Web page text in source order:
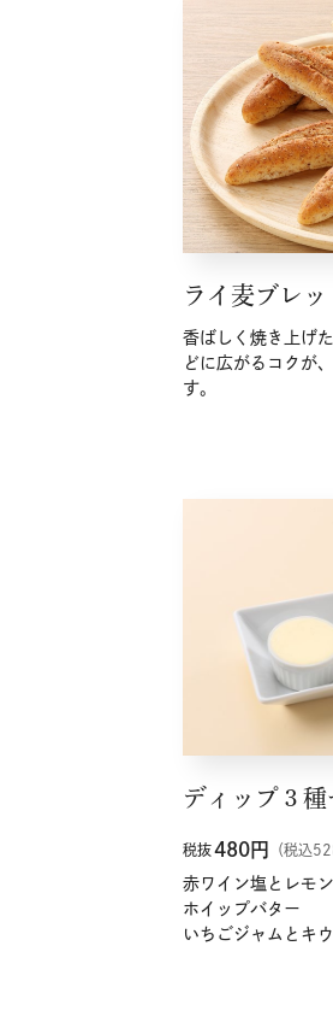
ライ麦ブレッ
香ばしく焼き上げ
どに広がるコクが
す。
ディップ３種
税抜480円 （税込
赤ワイン塩とレモ
ホイップバター
いちごジャムとキ